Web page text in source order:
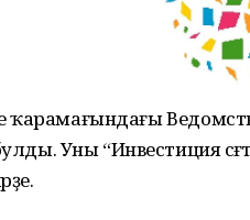
ҡарамағындағы
Уны “Инвестиция